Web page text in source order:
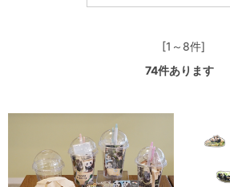
[1～8件]
74件あります